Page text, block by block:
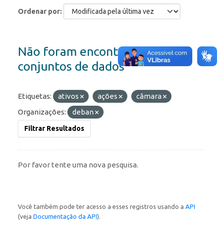
Ordenar por
Não foram encontrados
conjuntos de dados
Etiquetas: ativos ações
câmara
Organizações:
deban
Filtrar Resultados
Por favor tente uma nova pesquisa.
Você também pode ter acesso a esses registros usando a API
(veja Documentação da API).